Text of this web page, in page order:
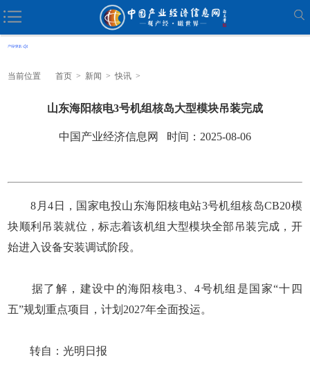
当前位置 首页 > 新闻 > 快讯 >
山东海阳核电3号机组核岛大型模块吊装完成
中国产业经济信息网 时间：2025-08-06
8月4日，国家电投山东海阳核电站3号机组核岛CB20模
块顺利吊装就位，标志着该机组大型模块全部吊装完成，开
始进入设备安装调试阶段。
据了解，建设中的海阳核电3、4号机组是国家“十四
五”规划重点项目，计划2027年全面投运。
转自：光明日报